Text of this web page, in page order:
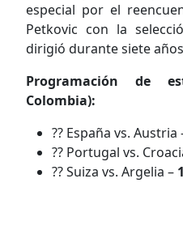
especial por el
Petkovic con la
dirigió durante siete
Programación de
Colombia):
?? España vs. Austria
?? Portugal vs.
?? Suiza vs. Argelia –